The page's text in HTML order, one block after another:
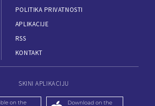
POLITIKA PRIVATNOSTI
APLIKACIJE
RSS
KONTAKT
SKINI APLIKACIJU